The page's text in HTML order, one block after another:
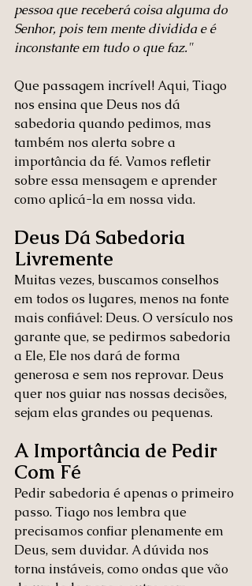
pessoa que receberá coisa alguma do
Senhor, pois tem mente dividida e é
inconstante em tudo o que faz."
Que passagem incrível! Aqui, Tiago
nos ensina que Deus nos dá
sabedoria quando pedimos, mas
também nos alerta sobre a
importância da fé. Vamos refletir
sobre essa mensagem e aprender
como aplicá-la em nossa vida.
Deus Dá Sabedoria
Livremente
Muitas vezes, buscamos conselhos
em todos os lugares, menos na fonte
mais confiável: Deus. O versículo nos
garante que, se pedirmos sabedoria
a Ele, Ele nos dará de forma
generosa e sem nos reprovar. Deus
quer nos guiar nas nossas decisões,
sejam elas grandes ou pequenas.
A Importância de Pedir
Com Fé
Pedir sabedoria é apenas o primeiro
passo. Tiago nos lembra que
precisamos confiar plenamente em
Deus, sem duvidar. A dúvida nos
torna instáveis, como ondas que vão